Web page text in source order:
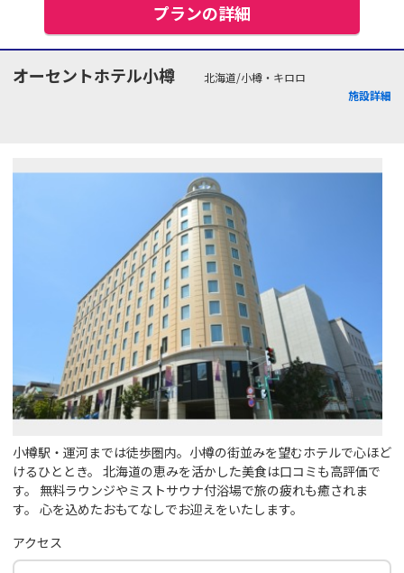
プランの詳細
オーセントホテル小樽
北海道/小樽・キロロ
施設詳細
小樽駅・運河までは徒歩圏内。小樽の街並みを望むホテルで心ほど
けるひととき。 北海道の恵みを活かした美食は口コミも高評価で
す。 無料ラウンジやミストサウナ付浴場で旅の疲れも癒されま
す。 心を込めたおもてなしでお迎えをいたします。
アクセス